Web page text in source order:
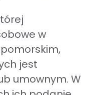
w
jest
umownym. W